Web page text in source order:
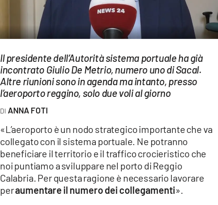
Streaming
LAC NETWORK
LAC ONAIR
LaC
LACPLAY.IT
LACTV.IT
LACONAIR.IT
Il presidente dell’Autorità sistema portuale ha già
incontrato Giulio De Metrio, numero uno di Sacal.
Altre riunioni sono in agenda ma intanto, presso
l’aeroporto reggino, solo due voli al giorno
ANNA FOTI
«L’aeroporto è un nodo strategico importante che va
collegato con il sistema portuale. Ne potranno
beneficiare il territorio e il traffico crocieristico che
noi puntiamo a sviluppare nel porto di Reggio
Calabria. Per questa ragione è necessario lavorare
peraumentare il numero dei collegamenti».